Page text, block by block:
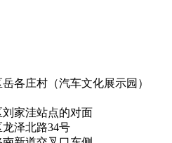
各庄村（汽车文化展示园）
家洼站点的对面
泽北路34号